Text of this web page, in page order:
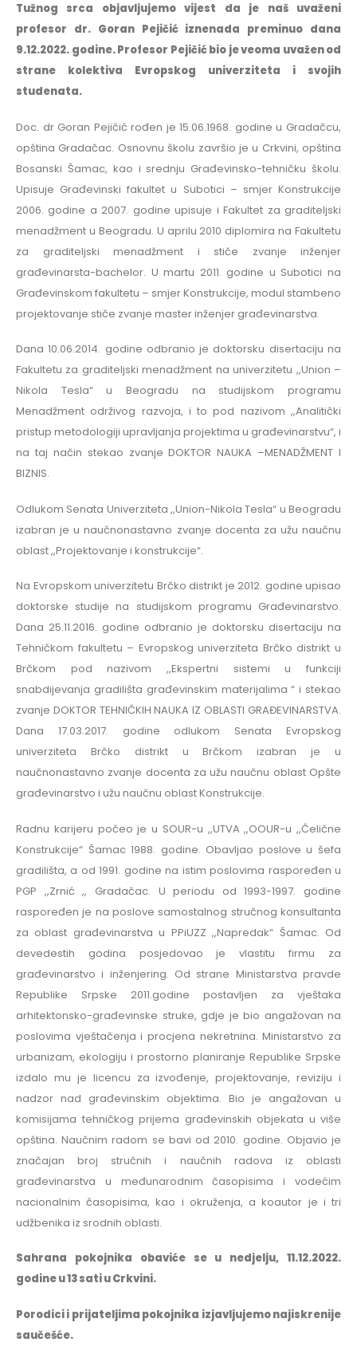
Tužnog srca objavljujemo vijest da je naš uvaženi
profesor dr. Goran Pejičić iznenada preminuo dana
9.12.2022. godine. Profesor Pejičić bio je veoma uvažen od
strane kolektiva Evropskog univerziteta i svojih
studenata.
Doc. dr Goran Pejičić rođen je 15.06.1968. godine u Gradačcu,
opština Gradačac. Osnovnu školu završio je u Crkvini, opština
Bosanski Šamac, kao i srednju Građevinsko-tehničku školu.
Upisuje Građevinski fakultet u Subotici – smjer Konstrukcije
2006. godine a 2007. godine upisuje i Fakultet za graditeljski
menadžment u Beogradu. U aprilu 2010 diplomira na Fakultetu
za graditeljski menadžment i stiče zvanje inženjer
građevinarsta-bachelor. U martu 2011. godine u Subotici na
Građevinskom fakultetu – smjer Konstrukcije, modul stambeno
projektovanje stiče zvanje master inženjer građevinarstva.
Dana 10.06.2014. godine odbranio je doktorsku disertaciju na
Fakultetu za graditeljski menadžment na univerzitetu ,,Union –
Nikola Tesla“ u Beogradu na studijskom programu
Menadžment održivog razvoja, i to pod nazivom ,,Analitički
pristup metodologiji upravljanja projektima u građevinarstvu“, i
na taj način stekao zvanje DOKTOR NAUKA –MENADŽMENT I
BIZNIS.
Odlukom Senata Univerziteta ,,Union-Nikola Tesla“ u Beogradu
izabran je u naučnonastavno zvanje docenta za užu naučnu
oblast ,,Projektovanje i konstrukcije“.
Na Evropskom univerzitetu Brčko distrikt je 2012. godine upisao
doktorske studije na studijskom programu Građevinarstvo.
Dana 25.11.2016. godine odbranio je doktorsku disertaciju na
Tehničkom fakultetu – Evropskog univerziteta Brčko distrikt u
Brčkom pod nazivom ,,Ekspertni sistemi u funkciji
snabdijevanja gradilišta građevinskim materijalima “ i stekao
zvanje DOKTOR TEHNIČKIH NAUKA IZ OBLASTI GRAĐEVINARSTVA.
Dana 17.03.2017. godine odlukom Senata Evropskog
univerziteta Brčko distrikt u Brčkom izabran je u
naučnonastavno zvanje docenta za užu naučnu oblast Opšte
građevinarstvo i užu naučnu oblast Konstrukcije.
Radnu karijeru počeo je u SOUR-u ,,UTVA ,,OOUR-u ,,Čelične
Konstrukcije“ Šamac 1988. godine. Obavljao poslove u šefa
gradilišta, a od 1991. godine na istim poslovima raspoređen u
PGP ,,Zrnić ,, Gradačac. U periodu od 1993-1997. godine
raspoređen je na poslove samostalnog stručnog konsultanta
za oblast građevinarstva u PPiUZZ ,,Napredak“ Šamac. Od
devedestih godina posjedovao je vlastitu firmu za
građevinarstvo i inženjering. Od strane Ministarstva pravde
Republike Srpske 2011.godine postavljen za vještaka
arhitektonsko-građevinske struke, gdje je bio angažovan na
poslovima vještačenja i procjena nekretnina. Ministarstvo za
urbanizam, ekologiju i prostorno planiranje Republike Srpske
izdalo mu je licencu za izvođenje, projektovanje, reviziju i
nadzor nad građevinskim objektima. Bio je angažovan u
komisijama tehničkog prijema građevinskih objekata u više
opština. Naučnim radom se bavi od 2010. godine. Objavio je
značajan broj stručnih i naučnih radova iz oblasti
građevinarstva u međunarodnim časopisima i vodećim
nacionalnim časopisima, kao i okruženja, a koautor je i tri
udžbenika iz srodnih oblasti.
Sahrana pokojnika obaviće se u nedjelju, 11.12.2022.
godine u 13 sati u Crkvini.
Porodici i prijateljima pokojnika izjavljujemo najiskrenije
saučešće.